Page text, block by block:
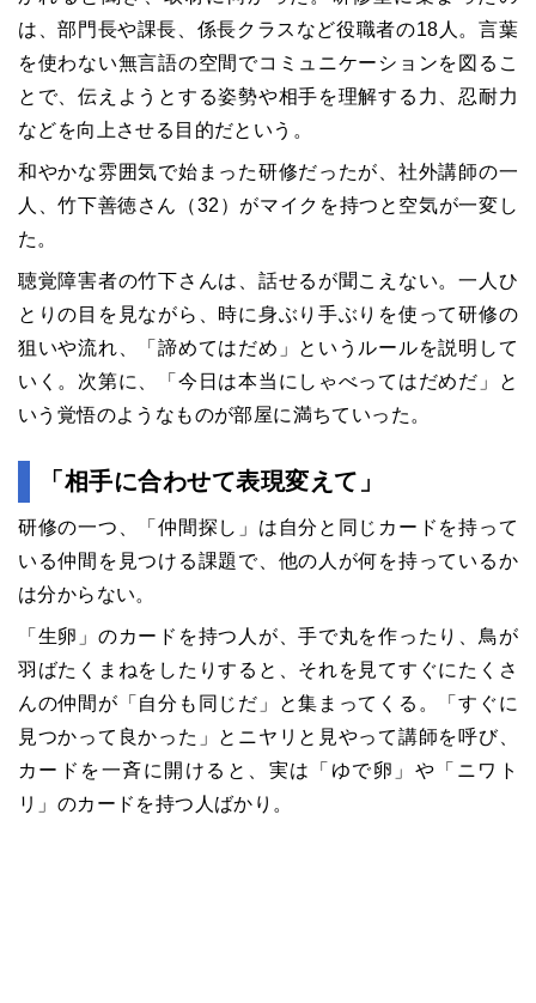
は、部門長や課長、係長クラスなど役職者の18人。言葉
を使わない無言語の空間でコミュニケーションを図るこ
とで、伝えようとする姿勢や相手を理解する力、忍耐力
などを向上させる目的だという。
和やかな雰囲気で始まった研修だったが、社外講師の一
人、竹下善徳さん（32）がマイクを持つと空気が一変し
た。
聴覚障害者の竹下さんは、話せるが聞こえない。一人ひ
とりの目を見ながら、時に身ぶり手ぶりを使って研修の
狙いや流れ、「諦めてはだめ」というルールを説明して
いく。次第に、「今日は本当にしゃべってはだめだ」と
いう覚悟のようなものが部屋に満ちていった。
「相手に合わせて表現変えて」
研修の一つ、「仲間探し」は自分と同じカードを持って
いる仲間を見つける課題で、他の人が何を持っているか
は分からない。
「生卵」のカードを持つ人が、手で丸を作ったり、鳥が
羽ばたくまねをしたりすると、それを見てすぐにたくさ
んの仲間が「自分も同じだ」と集まってくる。「すぐに
見つかって良かった」とニヤリと見やって講師を呼び、
カードを一斉に開けると、実は「ゆで卵」や「ニワト
リ」のカードを持つ人ばかり。